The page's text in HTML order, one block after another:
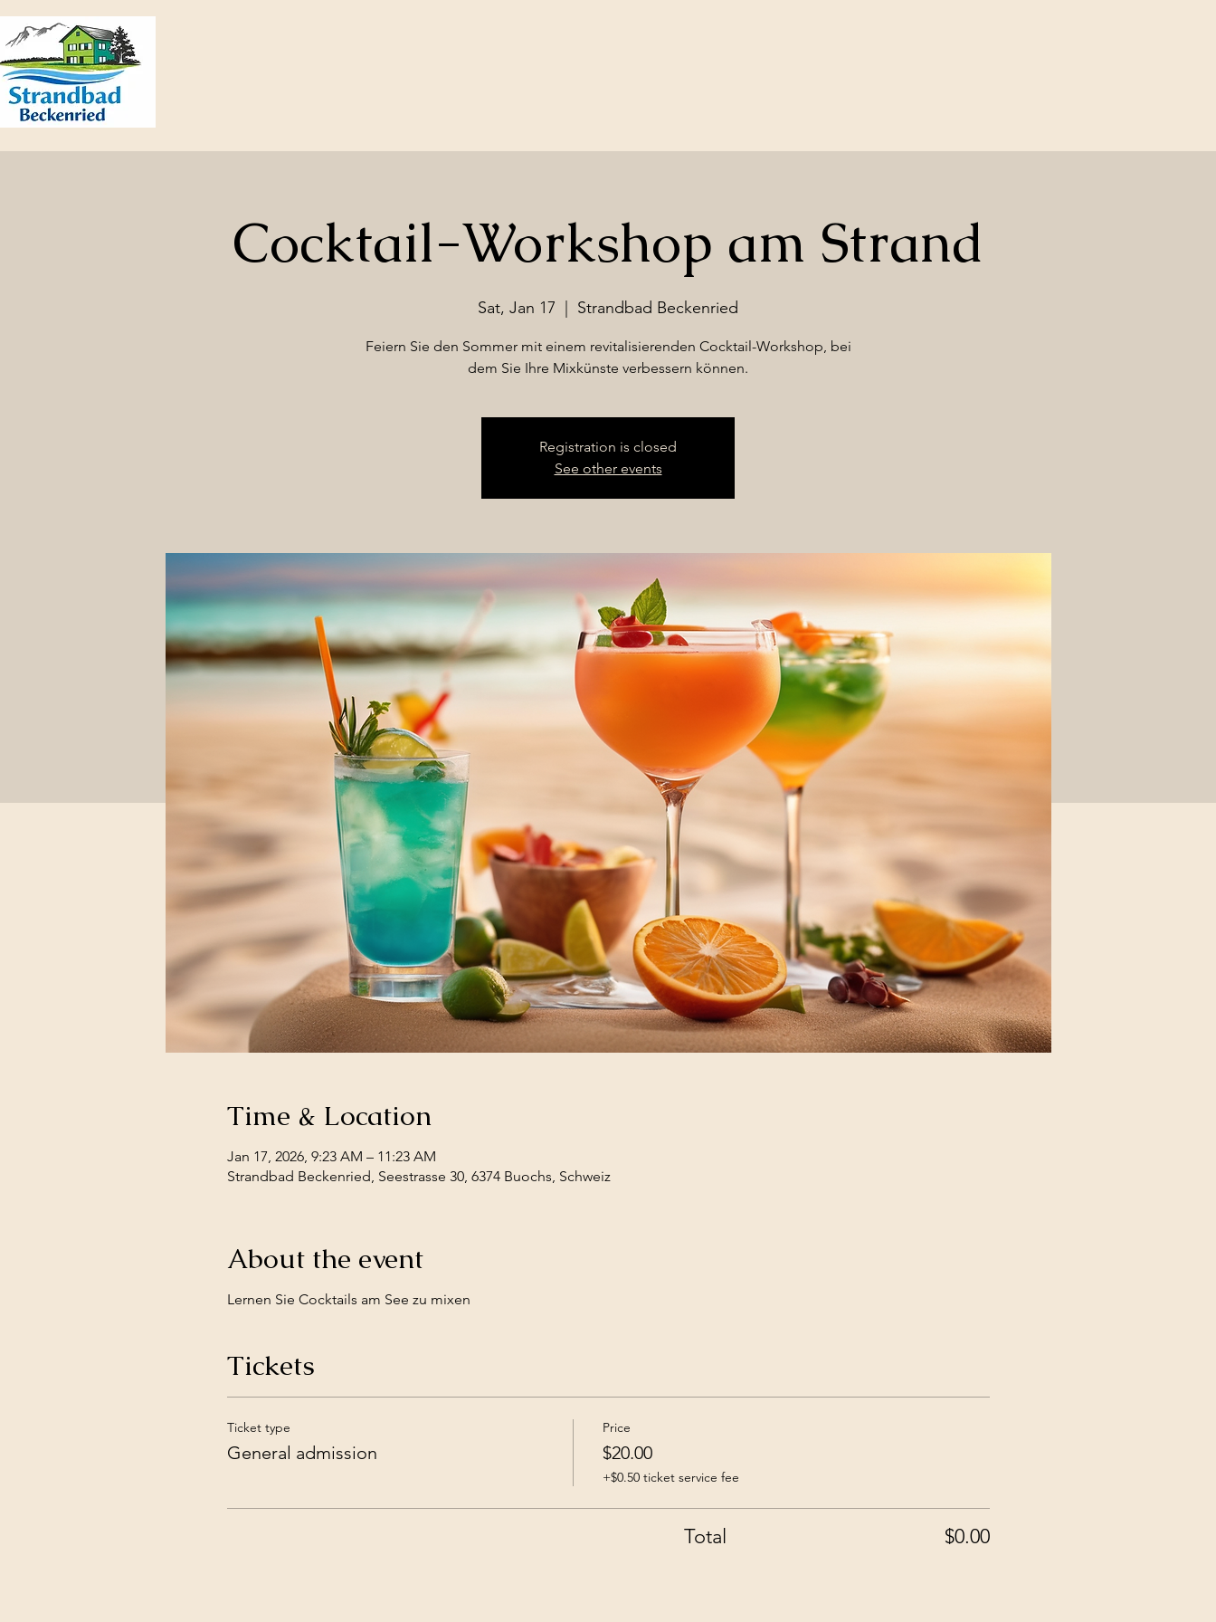
Cocktail-Workshop am Strand
Sat, Jan 17 Strandbad Beckenried
Feiern Sie den Sommer mit einem revitalisierenden Cocktail-Workshop, bei
dem Sie Ihre Mixkünste verbessern können.
Registration is closed
See other events
Time & Location
Jan 17, 2026, 9:23 AM – 11:23 AM
Strandbad Beckenried, Seestrasse 30, 6374 Buochs, Schweiz
About the event
Lernen Sie Cocktails am See zu mixen
Tickets
Ticket type
General admission
Price
$20.00
+$0.50 ticket service fee
Total $0.00